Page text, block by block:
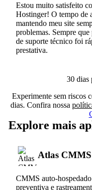
Estou muito satisfeito
Hostinger! O tempo de
mantendo meu site
problemas. Sempre
de suporte técnico foi
prestativa.
30 dias
Experimente sem riscos
dias. Confira nossa
Explore mais
Atlas CMMS
CMMS auto-
preventiva e